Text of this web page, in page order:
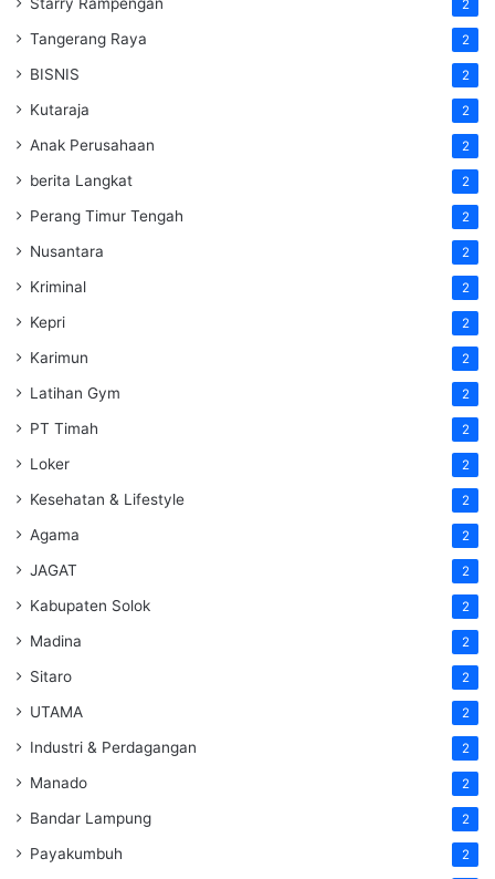
2
Tangerang Raya 2
BISNIS 2
Kutaraja 2
Anak Perusahaan 2
berita Langkat 2
Perang Timur Tengah 2
Nusantara 2
Kriminal 2
Kepri 2
Karimun 2
Latihan Gym 2
PT Timah 2
Loker 2
Kesehatan & Lifestyle 2
Agama 2
JAGAT 2
Kabupaten Solok 2
Madina 2
Sitaro 2
UTAMA 2
Industri & Perdagangan 2
Manado 2
Bandar Lampung 2
Payakumbuh 2